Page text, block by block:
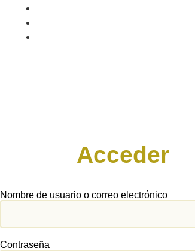
Acceder
Nombre de usuario o correo electrónico
Contraseña